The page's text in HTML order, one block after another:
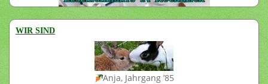
WIR SIND
Anja, Jahrgang ’85